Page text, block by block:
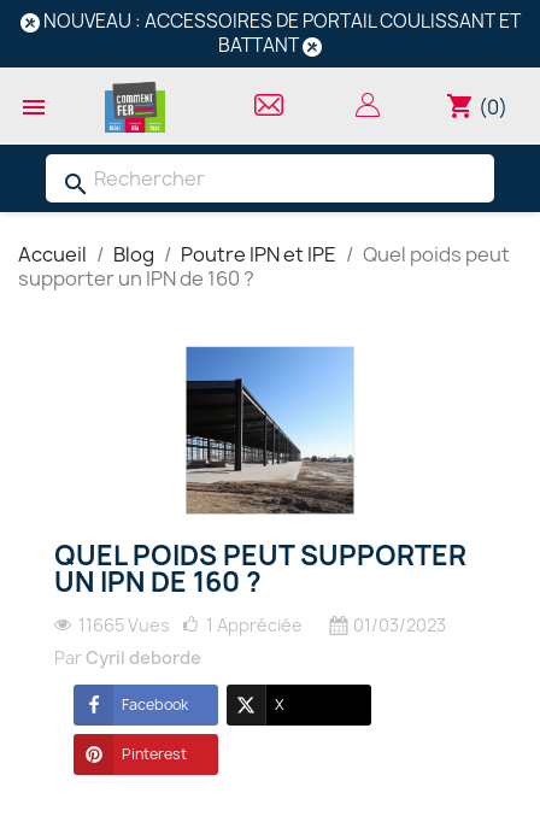
NOUVEAU : ACCESSOIRES DE PORTAIL COULISSANT ET
BATTANT
 shopping_cart (0)
search
Accueil Blog Poutre IPN et IPE
Quel poids peut
supporter un IPN de 160 ?
QUEL POIDS PEUT SUPPORTER
UN IPN DE 160 ?
11665 Vues 1 Appréciée
01/03/2023
ParCyril deborde
Facebook X
Pinterest